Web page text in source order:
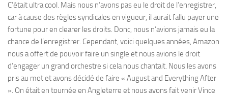
C’était ultra cool. Mais nous n’avons pas eu le droit de l’enregistrer,
car à cause des règles syndicales en vigueur, il aurait fallu payer une
fortune pour en clearer les droits. Donc, nous n’avions jamais eu la
chance de l’enregistrer. Cependant, voici quelques années, Amazon
nous a offert de pouvoir faire un single et nous avions le droit
d’engager un grand orchestre si cela nous chantait. Nous les avons
pris au mot et avons décidé de faire « August and Everything After
». On était en tournée en Angleterre et nous avons fait venir Vince